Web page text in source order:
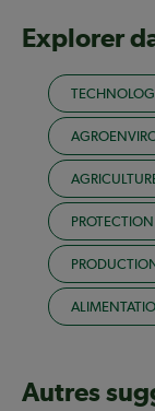
Explorer
Autres